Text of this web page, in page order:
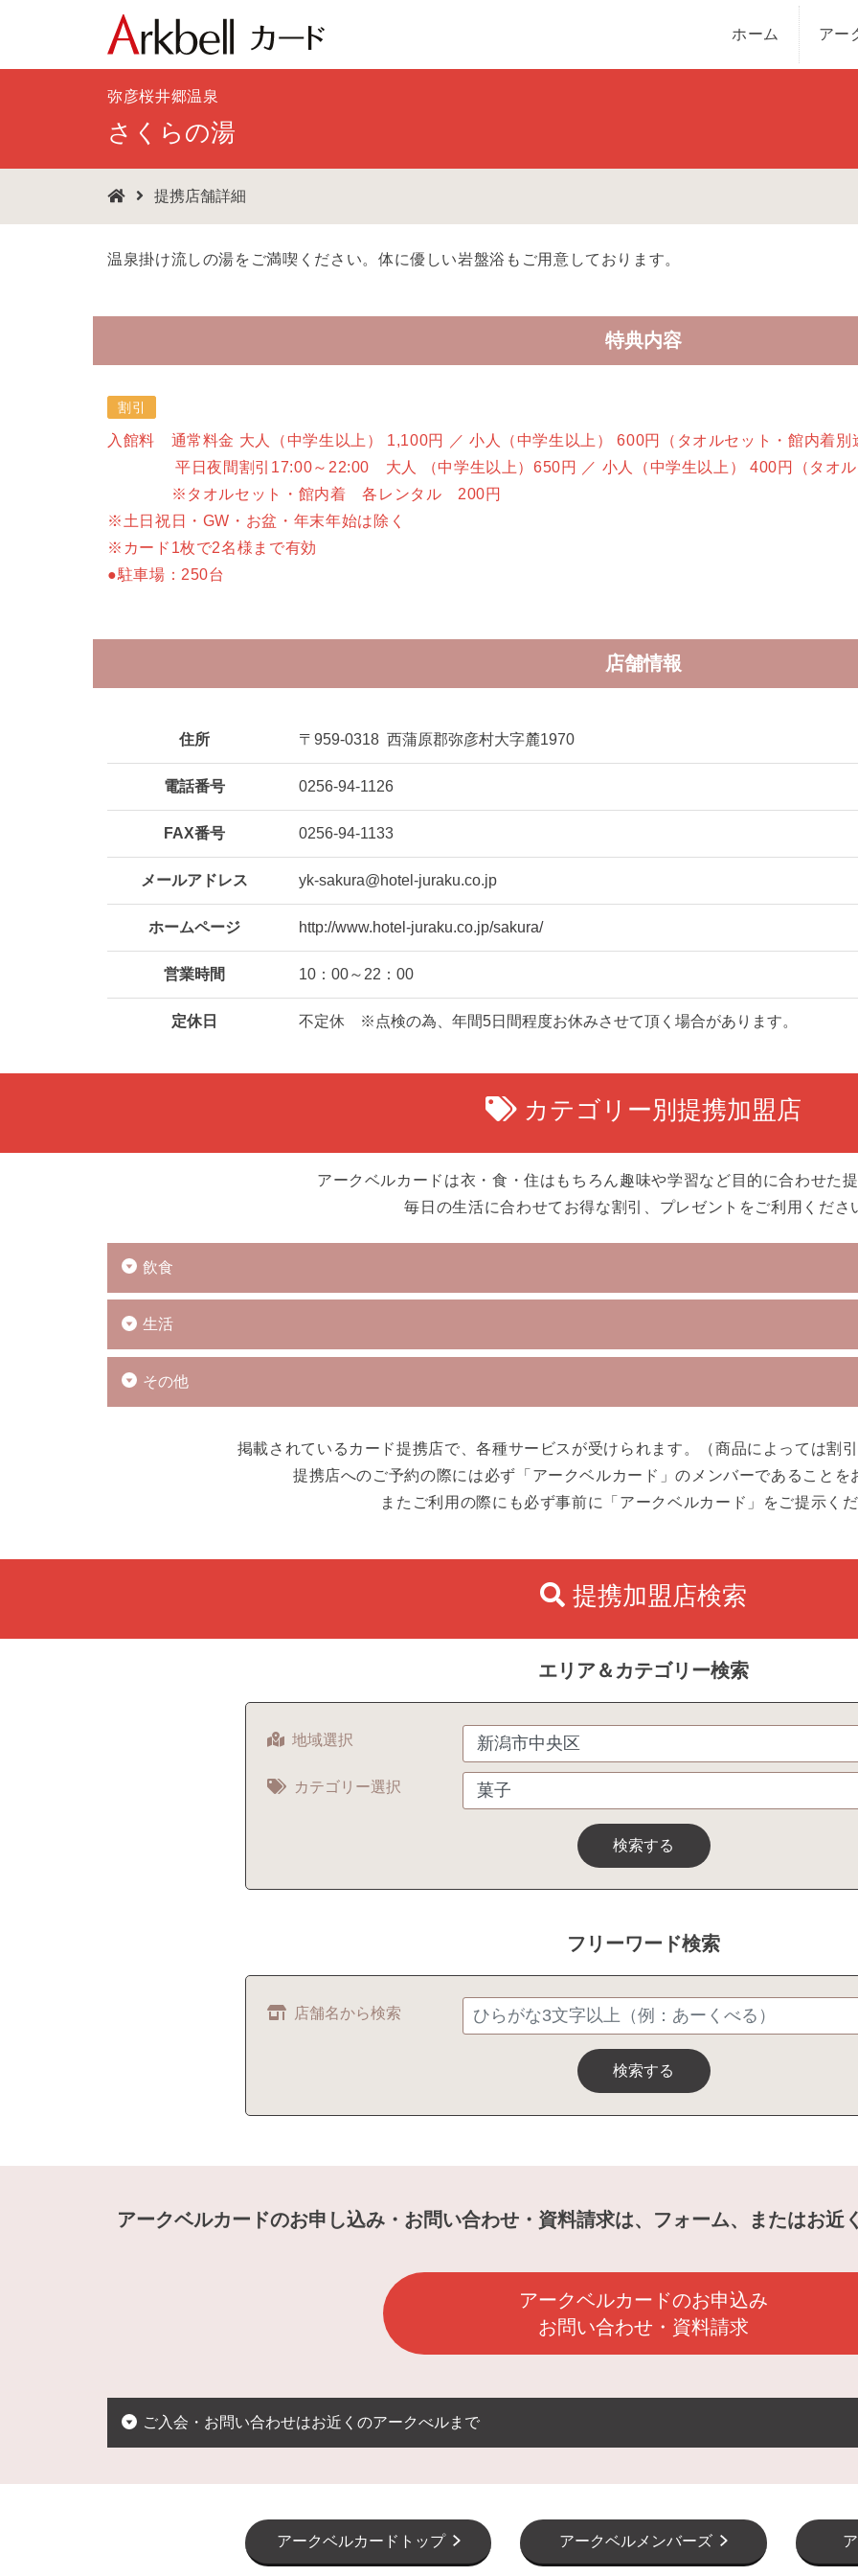
ホーム アー
弥彦桜井郷温泉
さくらの湯
提携店舗詳細
温泉掛け流しの湯をご満喫ください。体に優しい岩盤浴もご用意しております。
特典内容
割引
入館料 通常料金 大人（中学生以上） 1,100円 ／ 小人（中学生以上） 600円（タオルセット・館内着別
平日夜間割引17:00～22:00 大人 （中学生以上）650円 ／ 小人（中学生以上） 400円（タオル
※タオルセット・館内着 各レンタル 200円
※土日祝日・GW・お盆・年末年始は除く
※カード1枚で2名様まで有効
●駐車場：250台
店舗情報
住所 〒959-0318 西蒲原郡弥彦村大字麓1970
電話番号 0256-94-1126
FAX番号 0256-94-1133
メールアドレス yk-sakura@hotel-juraku.co.jp
ホームページ http://www.hotel-juraku.co.jp/sakura/
営業時間 10：00～22：00
定休日 不定休 ※点検の為、年間5日間程度お休みさせて頂く場合があります。
カテゴリー別提携加盟店
アークベルカードは衣・食・住はもちろん趣味や学習など目的に合わせた提
毎日の生活に合わせてお得な割引、プレゼントをご利用くださ
飲食
生活
その他
掲載されているカード提携店で、各種サービスが受けられます。（商品によっては割
提携店へのご予約の際には必ず「アークベルカード」のメンバーであることを
またご利用の際にも必ず事前に「アークベルカード」をご提示くだ
提携加盟店検索
エリア＆カテゴリー検索
地域選択
カテゴリー選択
検索する
フリーワード検索
店舗名から検索
検索する
アークベルカードのお申し込み・お問い合わせ・資料請求は、フォーム、またはお近
アークベルカードのお申込み
お問い合わせ・資料請求
ご入会・お問い合わせはお近くのアークべルまで
アークベルカードトップ アークベルメンバーズ